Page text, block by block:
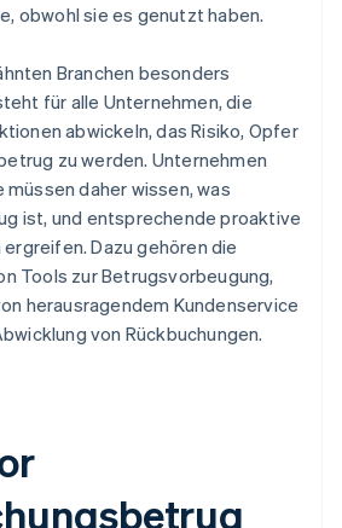
obwohl sie es genutzt haben.
Branchen besonders
für alle Unternehmen, die
abwickeln, das Risiko, Opfer
zu werden. Unternehmen
daher wissen, was
ist, und entsprechende proaktive
Dazu gehören die
Tools zur Betrugsvorbeugung,
herausragendem Kundenservice
von Rückbuchungen.